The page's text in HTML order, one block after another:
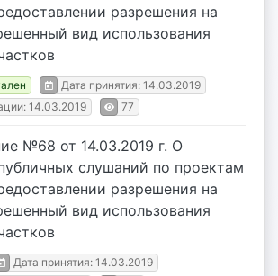
разрешения на
вид использования
Дата принятия: 14.03.2019
14.03.2019
77
№68 от 14.03.2019 г. О
слушаний по проектам
разрешения на
вид использования
Дата принятия: 14.03.2019